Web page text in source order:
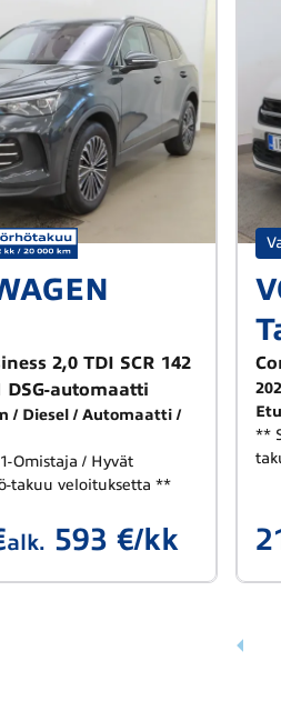
2,0 TDI SCR 142
DSG-automaatti
Diesel
Automaatti
Omistaja / Hyvät
takuu veloituksetta **
alk. 593 €/kk
**